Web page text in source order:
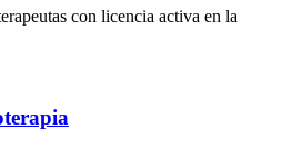
con licencia activa en la